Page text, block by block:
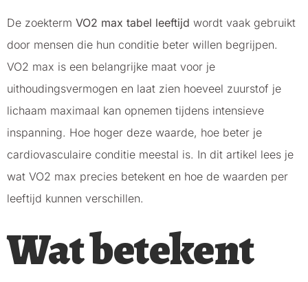
De zoekterm VO2 max tabel leeftijd wordt vaak gebruikt
door mensen die hun conditie beter willen begrijpen.
VO2 max is een belangrijke maat voor je
uithoudingsvermogen en laat zien hoeveel zuurstof je
lichaam maximaal kan opnemen tijdens intensieve
inspanning. Hoe hoger deze waarde, hoe beter je
cardiovasculaire conditie meestal is. In dit artikel lees je
wat VO2 max precies betekent en hoe de waarden per
leeftijd kunnen verschillen.
Wat betekent